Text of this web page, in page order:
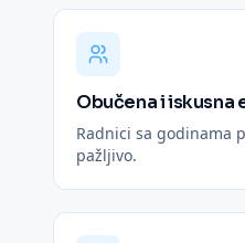
Obučena i iskusna
Radnici sa godinama
pažljivo.